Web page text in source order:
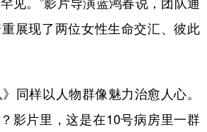
见。”影片导演蓝鸿春说，团队通
展现了两位女性生命交汇、彼此
样以人物群像魅力治愈人心。
影片里，这是在10号病房里一群